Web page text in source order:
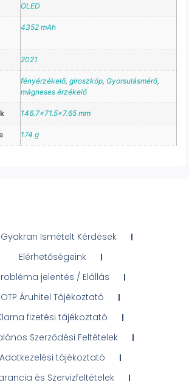
OLED
4352 mAh
2021
fényérzékelő, giroszkóp, Gyorsulásmérő,
mágneses érzékelő
146.7×71.5×7.65 mm
174 g
Gyakran Ismételt Kérdések
Elérhetőségeink
jelentés / Elállás
OTP Áruhitel Tájékoztató
fizetési tájékoztató
Szerződési Feltételek
Adatkezelési tájékoztató
és Szervizfeltételek